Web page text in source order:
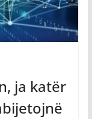
ja katër